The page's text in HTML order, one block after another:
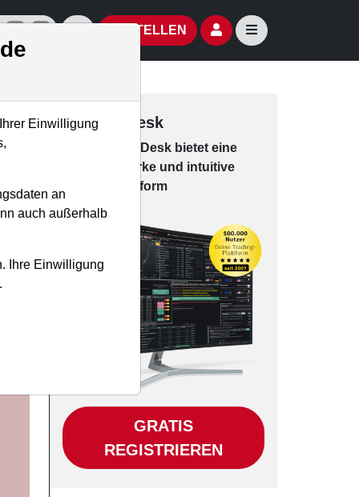
Social Media-Accounts
Aktien- und Artikelsuche öffnen
BESTELLEN Seitennavigation
Trading-Desk
Desk bie­tet eine
leis­tungs­star­ke und in­tui­tive
Han­dels­platt­form
GRATIS
REGISTRIEREN
Einwilligung
an
auch außerhalb
Ihre Einwilligung